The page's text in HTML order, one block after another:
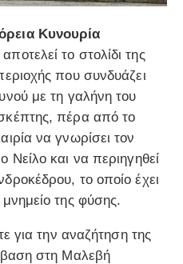
Κυνουρία
το στολίδι της
που συνδυάζει
με τη γαλήνη του
πέρα από το
να γνωρίσει τον
Νείλο και να περιηγηθεί
το οποίο έχει
μνημείο της φύσης.
για την αναζήτηση της
στη Μαλεβή